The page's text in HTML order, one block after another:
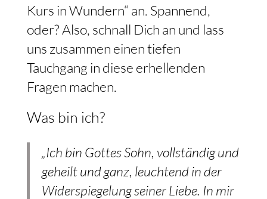
Kurs in Wundern“ an. Spannend,
oder? Also, schnall Dich an und lass
uns zusammen einen tiefen
Tauchgang in diese erhellenden
Fragen machen.
Was bin ich?
„Ich bin Gottes Sohn, vollständig und
geheilt und ganz, leuchtend in der
Widerspiegelung seiner Liebe. In mir